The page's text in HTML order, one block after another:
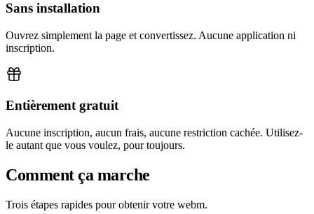
Sans installation
Ouvrez simplement la page et convertissez. Aucune application ni
inscription.
Entièrement gratuit
Aucune inscription, aucun frais, aucune restriction cachée. Utilisez-
le autant que vous voulez, pour toujours.
Comment ça marche
Trois étapes rapides pour obtenir votre webm.